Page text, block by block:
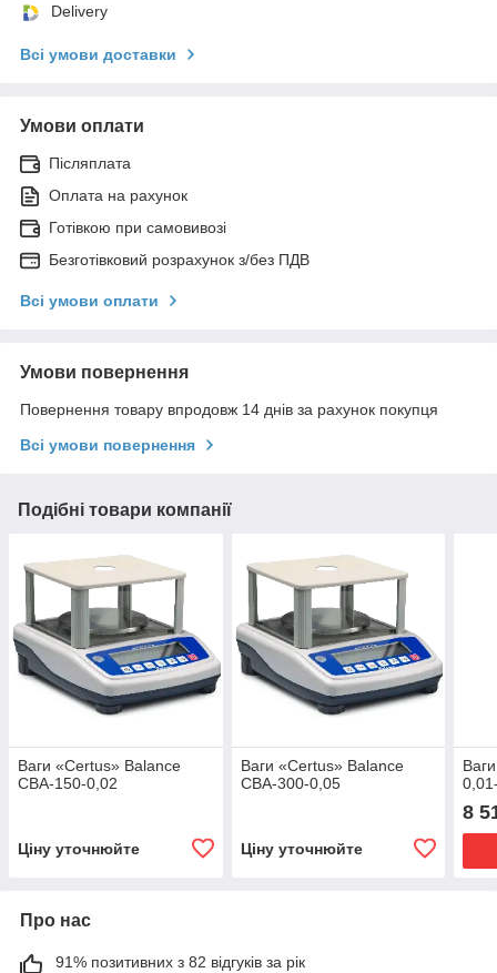
Delivery
Всі умови доставки
Умови оплати
Післяплата
Оплата на рахунок
Готівкою при самовивозі
Безготівковий розрахунок з/без ПДВ
Всі умови оплати
Умови повернення
Повернення товару впродовж 14 днів за рахунок покупця
Всі умови повернення
Подібні товари компанії
Ваги «Certus» Balance
СВА-150-0,02
Ціну уточнюйте
Ваги «Certus» Balance
СВА-300-0,05
Ціну уточнюйте
8
Про нас
91% позитивних з 82 відгуків за рік